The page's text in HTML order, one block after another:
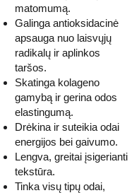
matomumą.
Galinga antioksidacinė
apsauga nuo laisvųjų
radikalų ir aplinkos
taršos.
Skatinga kolageno
gamybą ir gerina odos
elastingumą.
Drėkina ir suteikia odai
energijos bei gaivumo.
Lengva, greitai įsigerianti
tekstūra.
Tinka visų tipų odai,